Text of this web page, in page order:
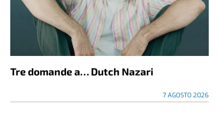
Tre domande a… Dutch Nazari
7 AGOSTO 2026